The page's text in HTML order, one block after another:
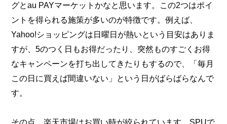
グとau PAYマーケットかなと思います。この2つはポイ
ントを得られる施策が多いのが特徴です。例えば、
Yahoo!ショッピングは日曜日が熱いという目安はありま
すが、5のつく日もお得だったり、突然ものすごくお得
なキャンペーンを打ち出してきたりもするので、「毎月
この日に買えば間違いない」という日がばらばらなんで
す。
その点、楽天市場はお買い時が絞られています。SPUで